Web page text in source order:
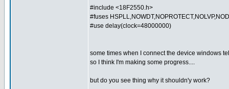
#include <18F2550.h>
#fuses
#use delay(clock=48000000)
some times when I connect the device windows
so I think I'm making some progress....
but do you see thing why it shouldn'y work?